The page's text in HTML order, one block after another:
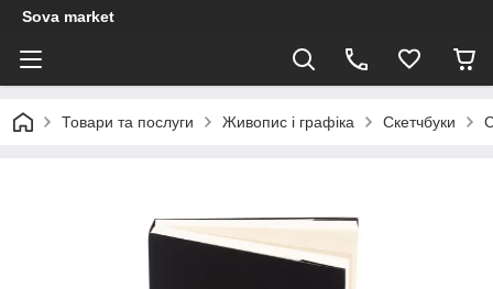
Sova market
Товари та послуги Живопис і графіка Скетчбуки